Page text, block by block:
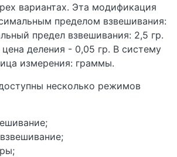
вариантах. Эта модификация
пределом взвешивания:
предел взвешивания: 2,5 гр.
деления - 0,05 гр. В систему
измерения: граммы.
несколько режимов